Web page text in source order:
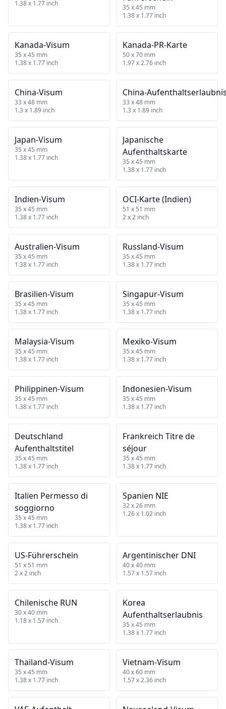
1.38 x 1.77 inch
35 x 45 mm
1.38 x 1.77 inch
Kanada‑Visum
35 x 45 mm
1.38 x 1.77 inch
Kanada‑PR‑Karte
50 x 70 mm
1.97 x 2.76 inch
China‑Visum
33 x 48 mm
1.3 x 1.89 inch
33 x 48 mm
1.3 x 1.89 inch
Japan‑Visum
35 x 45 mm
1.38 x 1.77 inch
Japanische
Aufenthaltskarte
35 x 45 mm
1.38 x 1.77 inch
Indien‑Visum
35 x 45 mm
1.38 x 1.77 inch
OCI‑Karte (Indien)
51 x 51 mm
2 x 2 inch
Australien‑Visum
35 x 45 mm
1.38 x 1.77 inch
Russland‑Visum
35 x 45 mm
1.38 x 1.77 inch
Brasilien‑Visum
35 x 45 mm
1.38 x 1.77 inch
Singapur‑Visum
35 x 45 mm
1.38 x 1.77 inch
Malaysia‑Visum
35 x 45 mm
1.38 x 1.77 inch
Mexiko‑Visum
35 x 45 mm
1.38 x 1.77 inch
Philippinen‑Visum
35 x 45 mm
1.38 x 1.77 inch
Indonesien‑Visum
35 x 45 mm
1.38 x 1.77 inch
Deutschland
Aufenthaltstitel
35 x 45 mm
1.38 x 1.77 inch
Frankreich Titre de
séjour
35 x 45 mm
1.38 x 1.77 inch
Italien Permesso di
soggiorno
35 x 45 mm
1.38 x 1.77 inch
Spanien NIE
32 x 26 mm
1.26 x 1.02 inch
US‑Führerschein
51 x 51 mm
2 x 2 inch
Argentinischer DNI
40 x 40 mm
1.57 x 1.57 inch
Chilenische RUN
30 x 40 mm
1.18 x 1.57 inch
Korea
Aufenthaltserlaubnis
35 x 45 mm
1.38 x 1.77 inch
Thailand‑Visum
35 x 45 mm
1.38 x 1.77 inch
Vietnam‑Visum
40 x 60 mm
1.57 x 2.36 inch